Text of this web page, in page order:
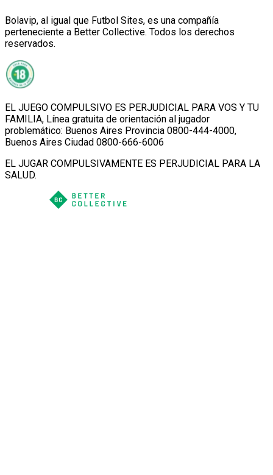
Bolavip, al igual que Futbol Sites, es una compañía
perteneciente a Better Collective. Todos los derechos
reservados.
EL JUEGO COMPULSIVO ES PERJUDICIAL PARA VOS Y TU
FAMILIA, Línea gratuita de orientación al jugador
problemático: Buenos Aires Provincia 0800-444-4000,
Buenos Aires Ciudad 0800-666-6006
EL JUGAR COMPULSIVAMENTE ES PERJUDICIAL PARA LA
SALUD.